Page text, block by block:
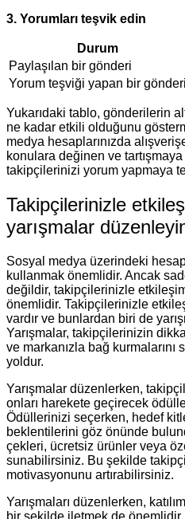
3. Yorumları teşvik edin
Durum
Paylaşılan bir gönderi
Yorum teşviği yapan bir gönderi
Yukarıdaki tablo, gönderilerin
ne kadar etkili olduğunu
medya hesaplarınızda
konulara değinen ve
takipçilerinizi yorum yapmaya
Takipçilerinizle
yarışmalar
Sosyal medya üzerindeki
kullanmak önemlidir. Ancak
değildir, takipçilerinizle
önemlidir. Takipçilerinizle
vardır ve bunlardan biri de
Yarışmalar, takipçilerinizin
ve markanızla bağ
yoldur.
Yarışmalar düzenlerken,
onları harekete geçirecek
Ödüllerinizi seçerken, hedef
beklentilerini göz önünde
çekleri, ücretsiz ürünler veya
sunabilirsiniz. Bu şekilde
motivasyonunu artırabilirsiniz.
Yarışmaları düzenlerken,
bir şekilde iletmek de